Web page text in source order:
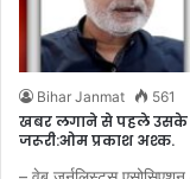
Bihar Janmat 561
खबर लगाने से पहले उसके
जरूरी:ओम प्रकाश अश्क.